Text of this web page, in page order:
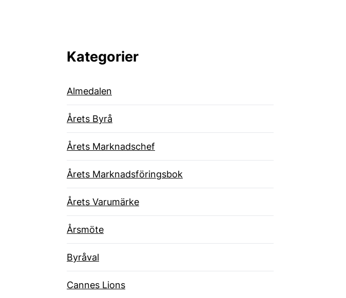
Kategorier
Almedalen
Årets Byrå
Årets Marknadschef
Årets Marknadsföringsbok
Årets Varumärke
Årsmöte
Byråval
Cannes Lions